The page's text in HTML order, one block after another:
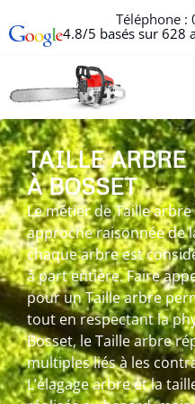
Téléphone :
4.8/5 basés sur 628
TAILLE ARBRE
À BOSSET
Le métier de Taille
approche raisonnée de
chaque arbre est
à part entière. Faire
pour un Taille arbre
tout en respectant la
Bosset, le Taille arbre
multiples liés à les
L’élagage arbre et la